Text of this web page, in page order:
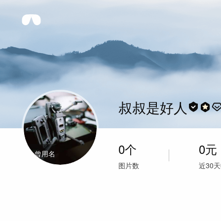
个曾用名
叔叔是好人
0个
图片数
0元
近30